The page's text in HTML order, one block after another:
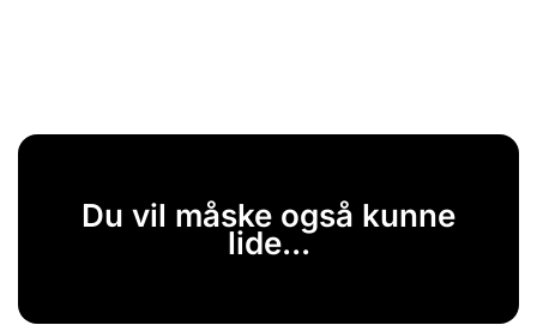
Du vil måske også kunne
lide...